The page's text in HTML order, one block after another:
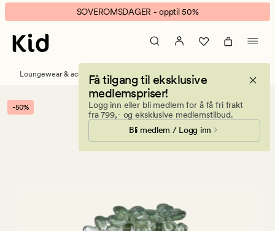
Flower
hårklype
grønn
banner.
Klikk
ESCAPE
pause.
SOVEROMSDAGER - opptil 50%
Få tilgang til eksklusive
medlemspriser!
Logg inn eller bli medlem for å få fri frakt
fra 799,- og eksklusive medlemstilbud.
Bli medlem / Logg inn
Loungewear & accessories Håraccessories
-50%